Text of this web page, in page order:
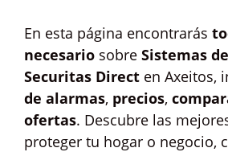
En esta página encontrarás
necesario sobre Sistemas
Securitas Direct en Axeitos,
de alarmas, precios,
ofertas. Descubre las
proteger tu hogar o negocio,